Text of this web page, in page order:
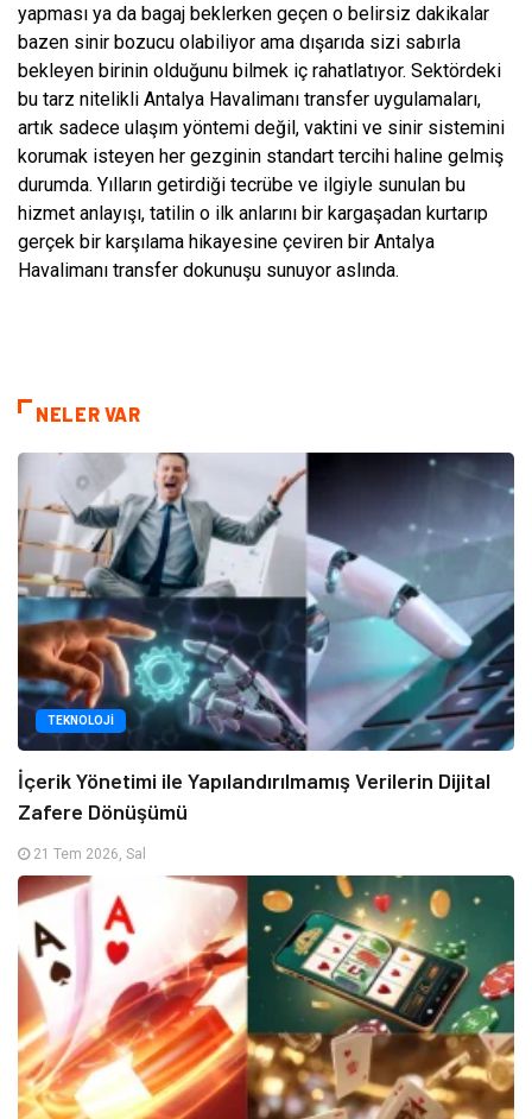
yapması ya da bagaj beklerken geçen o belirsiz dakikalar
bazen sinir bozucu olabiliyor ama dışarıda sizi sabırla
bekleyen birinin olduğunu bilmek iç rahatlatıyor. Sektördeki
bu tarz nitelikli Antalya Havalimanı transfer uygulamaları,
artık sadece ulaşım yöntemi değil, vaktini ve sinir sistemini
korumak isteyen her gezginin standart tercihi haline gelmiş
durumda. Yılların getirdiği tecrübe ve ilgiyle sunulan bu
hizmet anlayışı, tatilin o ilk anlarını bir kargaşadan kurtarıp
gerçek bir karşılama hikayesine çeviren bir Antalya
Havalimanı transfer dokunuşu sunuyor aslında.
NELER VAR
TEKNOLOJI
İçerik Yönetimi ile Yapılandırılmamış Verilerin Dijital
Zafere Dönüşümü
21 Tem 2026, Sal